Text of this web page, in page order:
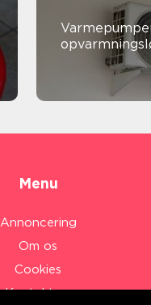
Menu
Annoncering
Om os
Cookies
Kontakt os